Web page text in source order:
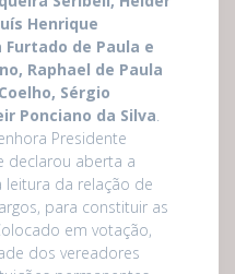
Henrique
de Paula e
Raphael de Paula
Sérgio
Ponciano da Silva.
Presidente
declarou aberta a
leitura da relação de
para constituir as
em votação,
dos vereadores